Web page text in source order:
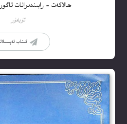
ھالاكەت – رابىندىرانات
ئۇيغۇر
كىتاب